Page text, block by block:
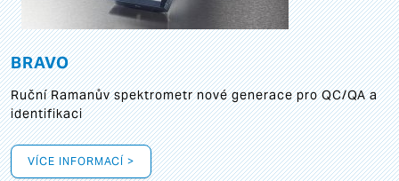
BRAVO
Ruční Ramanův spektrometr nové generace pro QC/QA a
identifikaci
VÍCE INFORMACÍ >